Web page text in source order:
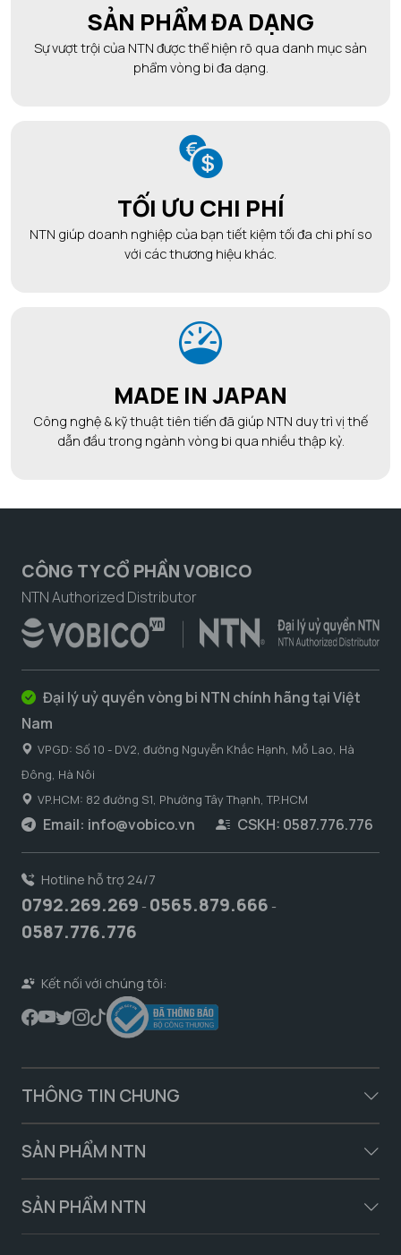
SẢN PHẨM ĐA DẠNG
Sự vượt trội của NTN được thể hiện rõ qua danh mục sản
phẩm vòng bi đa dạng.
TỐI ƯU CHI PHÍ
NTN giúp doanh nghiệp của bạn tiết kiệm tối đa chi phí so
với các thương hiệu khác.
MADE IN JAPAN
Công nghệ & kỹ thuật tiên tiến đã giúp NTN duy trì vị thế
dẫn đầu trong ngành vòng bi qua nhiều thập kỷ.
CÔNG TY CỔ PHẦN VOBICO
NTN Authorized Distributor
Đại lý uỷ quyền vòng bi NTN chính hãng tại Việt
Nam
VPGD: Số 10 - DV2, đường Nguyễn Khắc Hạnh, Mỗ Lao, Hà
Đông, Hà Nôi
VP.HCM: 82 đường S1, Phường Tây Thạnh, TP.HCM
Email: info@vobico.vn CSKH: 0587.776.776
Hotline hỗ trợ 24/7
0792.269.269 - 0565.879.666 -
0587.776.776
Kết nối với chúng tôi:
THÔNG TIN CHUNG
SẢN PHẨM NTN
SẢN PHẨM NTN